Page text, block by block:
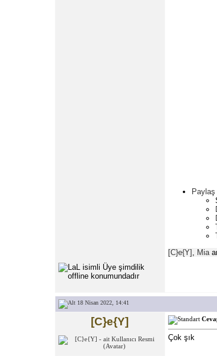
Paylaş
[C}e{Y] , Mia
18 Nisan 2022, 14:41
[C}e{Y]
Çok şık